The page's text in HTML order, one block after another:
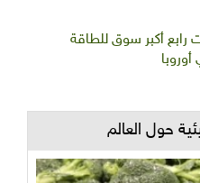
رابع أكبر سوق للطاقة
حول العالم